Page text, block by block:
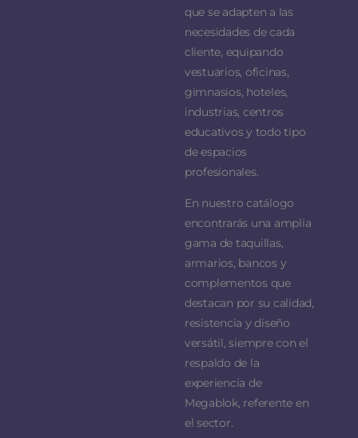
que se adapten a las
necesidades de cada
cliente, equipando
vestuarios, oficinas,
gimnasios, hoteles,
industrias, centros
educativos y todo tipo
de espacios
profesionales.
En nuestro catálogo
encontrarás una amplia
gama de taquillas,
armarios, bancos y
complementos que
destacan por su calidad,
resistencia y diseño
versátil, siempre con el
respaldo de la
experiencia de
Megablok, referente en
el sector.